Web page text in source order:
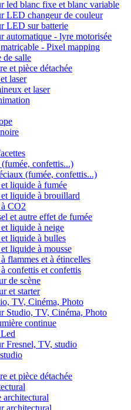
led blanc fixe et blanc variable
LED changeur de couleur
LED sur batterie
automatique - lyre motorisée
- Pixel mapping
de salle
et pièce détachée
laser
et laser
confettis...)
(fumée, confettis...)
liquide à fumée
liquide à brouillard
CO2
et autre effet de fumée
liquide à neige
liquide à bulles
liquide à mousse
flammes et à étincelles
confettis et confettis
de scène
et starter
TV, Cinéma, Photo
Studio, TV, Cinéma, Photo
continue
Fresnel, TV, studio
et pièce détachée
architectural
architectural